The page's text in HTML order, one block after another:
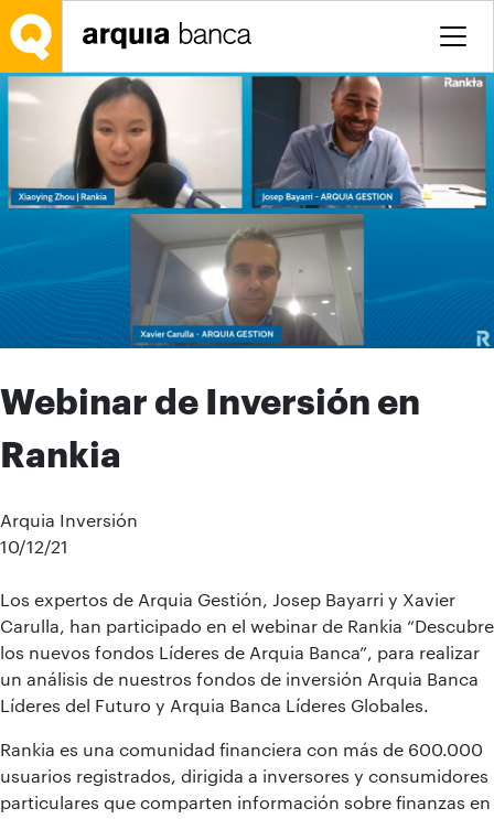
Saltar al contenido principal
Webinar de Inversión en
Rankia
Arquia Inversión
10/12/21
Los expertos de Arquia Gestión, Josep Bayarri y Xavier
Carulla, han participado en el webinar de Rankia “Descubre
los nuevos fondos Líderes de Arquia Banca”, para realizar
un análisis de nuestros fondos de inversión Arquia Banca
Líderes del Futuro y Arquia Banca Líderes Globales.
Rankia es una comunidad financiera con más de 600.000
usuarios registrados, dirigida a inversores y consumidores
particulares que comparten información sobre finanzas en